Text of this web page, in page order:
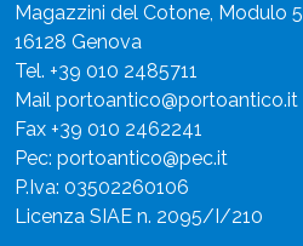
Magazzini del Cotone, Modulo 5
16128 Genova
Tel. +39 010 2485711
Mail portoantico@portoantico.it
Fax +39 010 2462241
Pec: portoantico@pec.it
P.Iva: 03502260106
Licenza SIAE n. 2095/I/210